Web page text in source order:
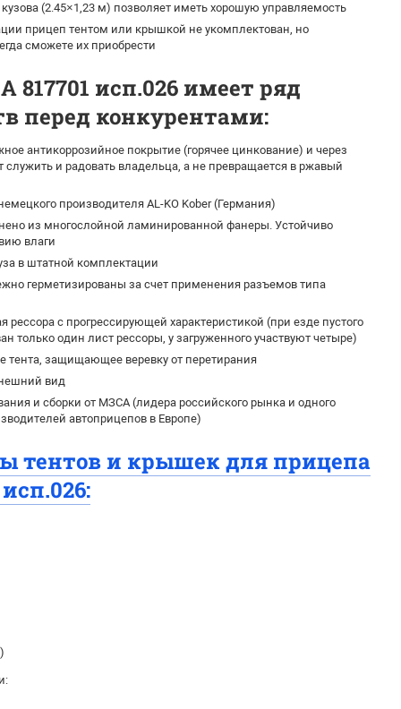
(2.45×1,23 м) позволяет иметь хорошую управляемость
прицеп тентом или крышкой не укомплектован, но
сможете их приобрести
исп.026 имеет ряд
перед конкурентами:
антикоррозийное покрытие (горячее цинкование) и через
служить и радовать владельца, а не превращается в ржавый
производителя AL-KO Kober (Германия)
из многослойной ламинированной фанеры. Устойчиво
влаги
в штатной комплектации
герметизированы за счет применения разъемов типа
рессора с прогрессирующей характеристикой (при езде пустого
только один лист рессоры, у загруженного участвуют четыре)
тента, защищающее веревку от перетирания
вид
и сборки от МЗСА (лидера российского рынка и одного
автоприцепов в Европе)
тентов и крышек для прицепа